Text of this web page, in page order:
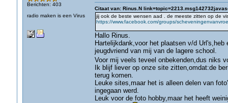
Berichten: 403
radio maken is een Virus
Citaat van: Rinus.N
jij ook de beste wensen aad . de meeste zitten op de
https://www.facebook.com/groups/
Hallo Rinus.
Hartelijkdank,voor het plaatsen v/d
jeugdvriend van mij van de lagere school.
Voor mij veels teveel onbekenden,dus niks
Ik blijf liever op onze site zitten,omdat:de
terug komen.
Leuke sites,maar het is alleen delen van
ingegaan werd.
Leuk voor de foto hobby,maar het heeft